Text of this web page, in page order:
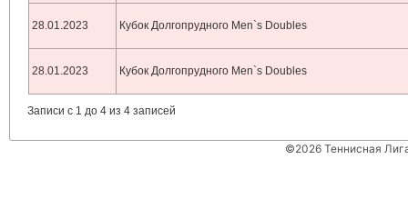
28.01.2023 Кубок Долгопрудного Men`s Doubles
28.01.2023 Кубок Долгопрудного Men`s Doubles
Записи с 1 до 4 из 4 записей
©2026 Теннисная